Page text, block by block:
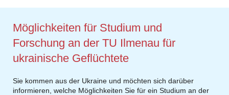
Möglichkeiten für Studium und
Forschung an der TU Ilmenau für
ukrainische Geflüchtete
Sie kommen aus der Ukraine und möchten sich darüber
informieren, welche Möglichkeiten Sie für ein Studium an der